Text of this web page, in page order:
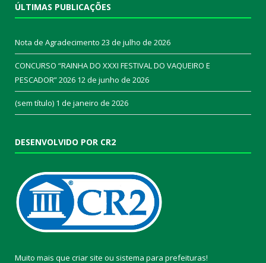
ÚLTIMAS PUBLICAÇÕES
Nota de Agradecimento 23 de julho de 2026
CONCURSO “RAINHA DO XXXI FESTIVAL DO VAQUEIRO E
PESCADOR” 2026 12 de junho de 2026
(sem título) 1 de janeiro de 2026
DESENVOLVIDO POR CR2
Muito mais que criar site ou sistema para prefeituras!